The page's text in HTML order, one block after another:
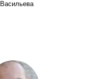
Васильева